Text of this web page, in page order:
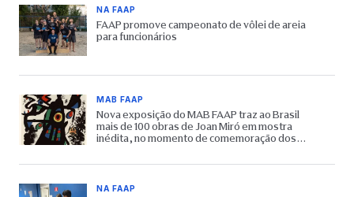
NA FAAP
FAAP promove campeonato de vôlei de areia
para funcionários
MAB FAAP
Nova exposição do MAB FAAP traz ao Brasil
mais de 100 obras de Joan Miró em mostra
inédita, no momento de comemoração dos
NA FAAP